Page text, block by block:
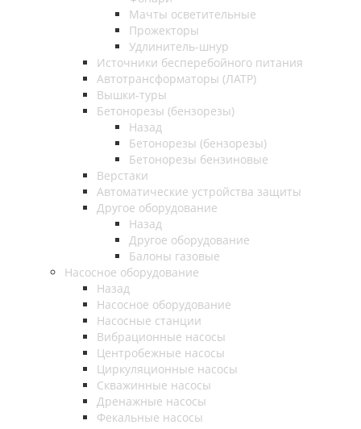
Мачты осветительные
Прожекторы
Удлинитель-шнур
Источники бесперебойного питания
Автотрансформаторы (ЛАТР)
Вышки-туры
Бетонорезы (бензорезы)
Назад
Бетонорезы (бензорезы)
Бетонорезы бензиновые
Верстаки
Автоматические устройства защиты
Другое оборудование
Назад
Другое оборудование
Балоны газовые
Насосное оборудование
Назад
Насосное оборудование
Насосные станции
Вибрационные насосы
Центробежные насосы
Циркуляционные насосы
Скважинные насосы
Дренажные насосы
Фекальные насосы